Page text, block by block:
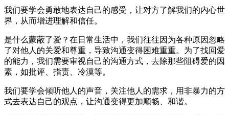
我们要学会勇敢地表达自己的感受，让对方了解我们的内心世
界，从而增进理解和信任。
是什么蒙蔽了爱？在日常生活中，我们往往因为各种原因忽略
了对他人的关爱和尊重，导致沟通变得困难重重。为了找回爱
的能力，我们需要审视自己的沟通方式，去除那些阻碍爱的因
素，如批评、指责、冷漠等。
我们要学会倾听他人的声音，关注他人的需求，用非暴力的方
式去表达自己的观点，让沟通变得更加顺畅、和谐。